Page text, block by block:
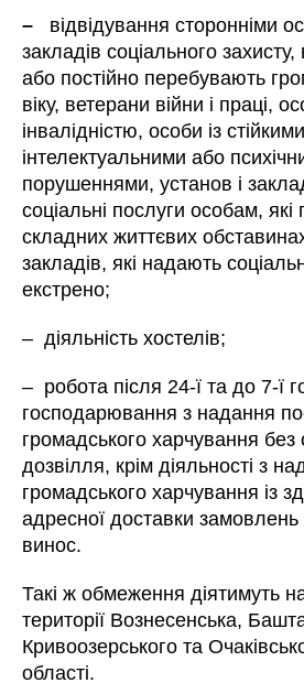
–
відвідування сторонніми
закладів соціального
або постійно перебувають
віку, ветерани війни і праці,
інвалідністю, особи із стійкими
інтелектуальними або
порушеннями, установ і
соціальні послуги особам,
складних життєвих
закладів, які надають
екстрено;
–діяльність хостелів;
– робота після 24-ї та до 7-ї
господарювання з надання
громадського харчування без
дозвілля, крім діяльності з
громадського харчування із
адресної доставки
винос.
Такі ж обмеження діятимуть
території Вознесенська,
Кривоозерського та
області.